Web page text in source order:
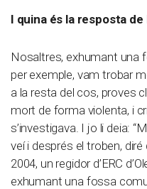
I quina és la resposta
Nosaltres, exhumant una
per exemple, vam trobar
a la resta del cos, proves
mort de forma violenta, i
s’investigava. I jo li deia:
veí i després el troben, diré
2004, un regidor d’ERC
exhumant una fossa